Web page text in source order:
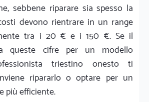
sebbene riparare sia spesso la
devono rientrare in un range
tra i 20 € e i 150 €. Se il
queste cifre per un modello
triestino onesto ti
ripararlo o optare per un
più efficiente.